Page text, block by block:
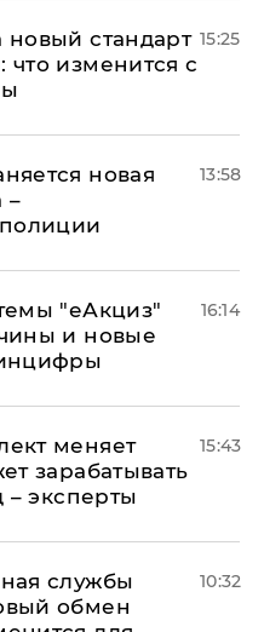
новый стандарт
изменится с
15:25
новая
–
13:58
"еАкциз"
и новые
16:14
меняет
зарабатывать
– эксперты
15:43
службы
обмен
10:32